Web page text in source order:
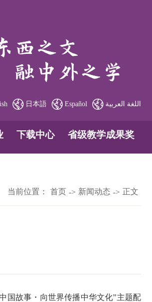
日本語 Español اللغة العربية
下载中心 省级教学成果奖
当前位置： 首页 -> 新闻动态 -> 正文
国故事・向世界传播中华文化”主题配